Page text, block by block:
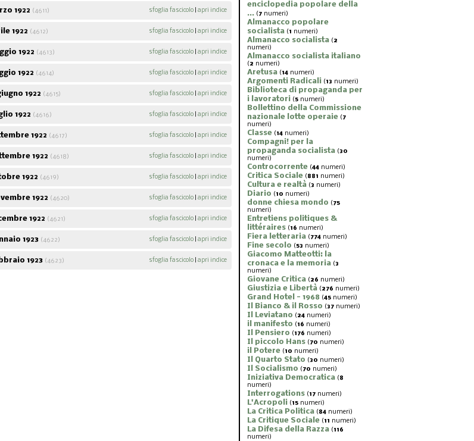
sfoglia fascicolo apri indice
1922 (4611)
sfoglia fascicolo apri indice
1922 (4612)
sfoglia fascicolo apri indice
1922 (4613)
sfoglia fascicolo apri indice
1922 (4614)
sfoglia fascicolo apri indice
1922 (4615)
sfoglia fascicolo apri indice
1922 (4616)
sfoglia fascicolo apri indice
1922 (4617)
sfoglia fascicolo apri indice
1922 (4618)
sfoglia fascicolo apri indice
1922 (4619)
sfoglia fascicolo apri indice
1922 (4620)
sfoglia fascicolo apri indice
1922 (4621)
sfoglia fascicolo apri indice
1923 (4622)
sfoglia fascicolo apri indice
1923 (4623)
enciclopedia popolare della
... (7 numeri)
Almanacco popolare
socialista (1 numeri)
Almanacco socialista (2
numeri)
Almanacco socialista italiano
(2 numeri)
Aretusa (14 numeri)
Argomenti Radicali (13 numeri)
Biblioteca di propaganda per
i lavoratori (5 numeri)
Bollettino della Commissione
nazionale lotte operaie (7
numeri)
Classe (14 numeri)
Compagni! per la
propaganda socialista (30
numeri)
Controcorrente (44 numeri)
Critica Sociale (881 numeri)
Cultura e realtà (3 numeri)
Diario (10 numeri)
donne chiesa mondo (75
numeri)
Entretiens politiques &
littéraires (16 numeri)
Fiera letteraria (774 numeri)
Fine secolo (53 numeri)
Giacomo Matteotti: la
cronaca e la memoria (3
numeri)
Giovane Critica (26 numeri)
Giustizia e Libertà (276 numeri)
Grand Hotel - 1968 (45 numeri)
Il Bianco & il Rosso (37 numeri)
Il Leviatano (24 numeri)
il manifesto (16 numeri)
Il Pensiero (176 numeri)
Il piccolo Hans (70 numeri)
il Potere (10 numeri)
Il Quarto Stato (30 numeri)
Il Socialismo (70 numeri)
Iniziativa Democratica (8
numeri)
Interrogations (17 numeri)
L'Acropoli (15 numeri)
La Critica Politica (84 numeri)
La Critique Sociale (11 numeri)
La Difesa della Razza (116
numeri)